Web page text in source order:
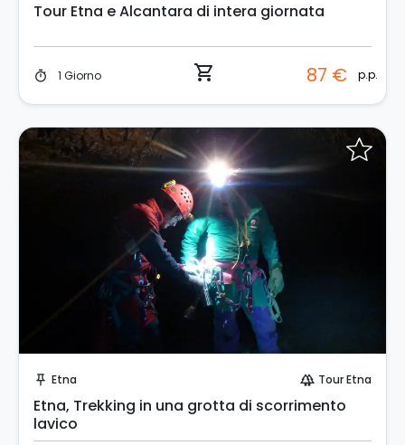
Tour Etna e Alcantara di intera giornata
timer 1 Giorno shopping_cart 87 € p.p.
push_pin Etna forest Tour Etna
Etna, Trekking in una grotta di scorrimento
lavico